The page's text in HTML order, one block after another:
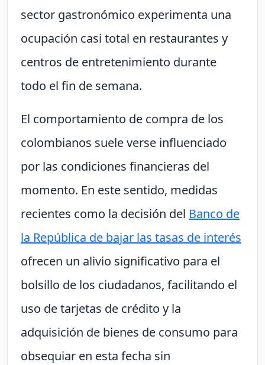
sector gastronómico experimenta una
ocupación casi total en restaurantes y
centros de entretenimiento durante
todo el fin de semana.
El comportamiento de compra de los
colombianos suele verse influenciado
por las condiciones financieras del
momento. En este sentido, medidas
recientes como la decisión del Banco de
la República de bajar las tasas de interés
ofrecen un alivio significativo para el
bolsillo de los ciudadanos, facilitando el
uso de tarjetas de crédito y la
adquisición de bienes de consumo para
obsequiar en esta fecha sin